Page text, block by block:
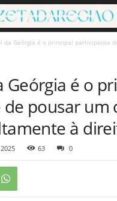
da Geórgia é o principal participante
Geórgia é o
pousar um
à
63 0